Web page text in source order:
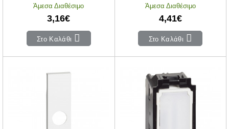
Άμεσα Διαθέσιμο
3,16€
Στο Καλάθι
Άμεσα Διαθέσιμο
4,41€
Στο Καλάθι